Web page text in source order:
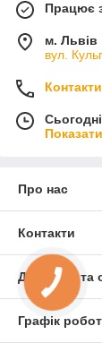
Працює
м. Львів
вул.
Контакти
Про нас
Контакти
Доставка та
Графік